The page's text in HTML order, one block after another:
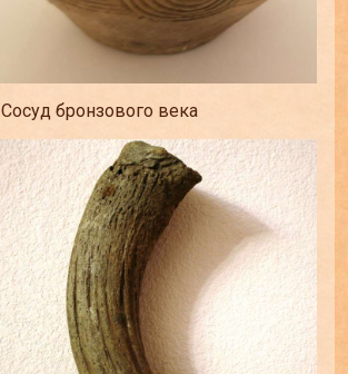
Сосуд бронзового века